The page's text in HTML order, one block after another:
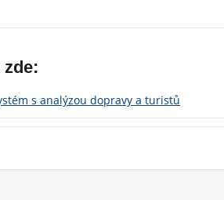
s analýzou dopravy a turistů